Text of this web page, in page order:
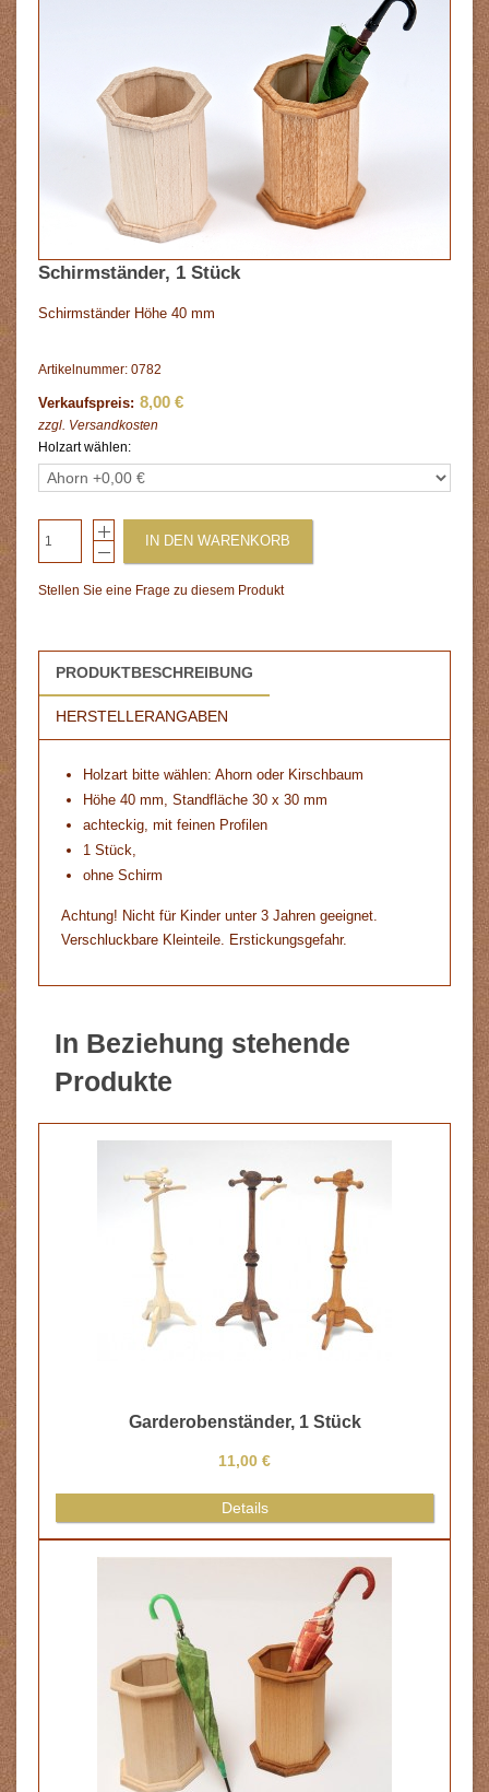
Schirmständer, 1 Stück
Schirmständer Höhe 40 mm
Artikelnummer: 0782
Verkaufspreis: 8,00 €
zzgl. Versandkosten
Holzart wählen:
IN DEN WARENKORB
Stellen Sie eine Frage zu diesem Produkt
PRODUKTBESCHREIBUNG
HERSTELLERANGABEN
Holzart bitte wählen: Ahorn oder Kirschbaum
Höhe 40 mm, Standfläche 30 x 30 mm
achteckig, mit feinen Profilen
1 Stück,
ohne Schirm
Achtung! Nicht für Kinder unter 3 Jahren geeignet.
Verschluckbare Kleinteile. Erstickungsgefahr.
In Beziehung stehende
Produkte
Garderobenständer, 1 Stück
11,00 €
Details